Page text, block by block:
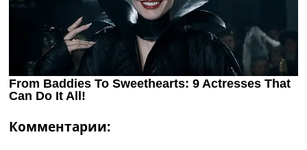
Комментарии: